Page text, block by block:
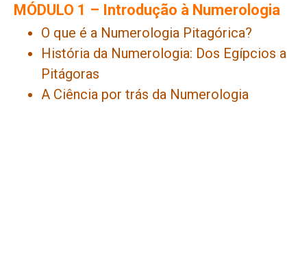
MÓDULO 1 – Introdução à Numerologia
O que é a Numerologia Pitagórica?
História da Numerologia: Dos Egípcios a
Pitágoras
A Ciência por trás da Numerologia